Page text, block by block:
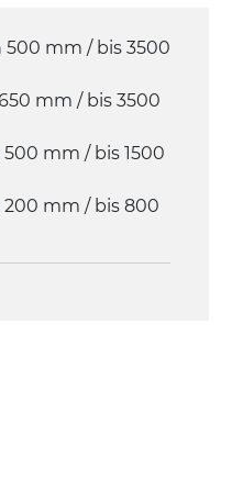
500 mm / bis 3500
mm / bis 3500
mm / bis 1500
200 mm / bis 800
aus eloxierter